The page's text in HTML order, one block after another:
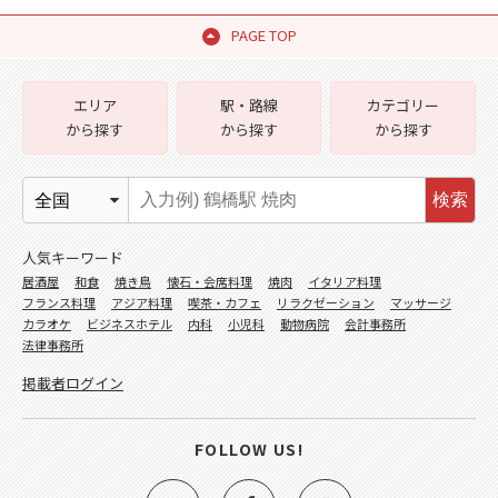
PAGE TOP
エリア
から探す
駅・路線
から探す
カテゴリー
から探す
検索
人気キーワード
居酒屋 和食 焼き鳥 懐石・会席料理 焼肉
イタリア料理
フランス料理
アジア料理 喫茶・カフェ リラクゼーション
マッサージ
カラオケ
ビジネスホテル 内科 小児科 動物病院
会計事務所
法律事務所
掲載者ログイン
FOLLOW US!